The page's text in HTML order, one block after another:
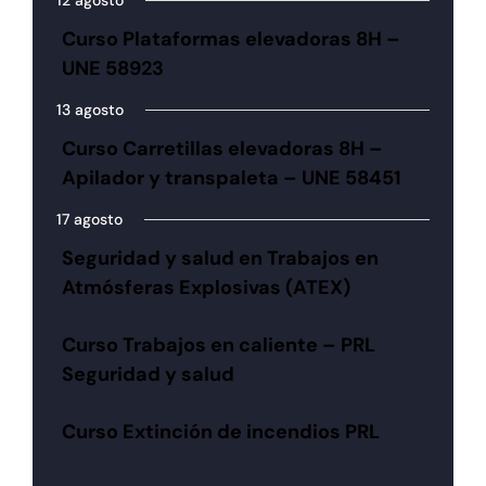
Curso Plataformas elevadoras 8H –
UNE 58923
13 agosto
Curso Carretillas elevadoras 8H –
Apilador y transpaleta – UNE 58451
17 agosto
Seguridad y salud en Trabajos en
Atmósferas Explosivas (ATEX)
Curso Trabajos en caliente – PRL
Seguridad y salud
Curso Extinción de incendios PRL